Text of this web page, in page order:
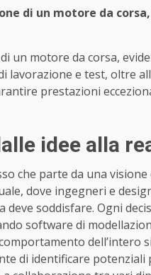
di un motore da
un motore da corsa,
e test, oltre
prestazioni
idee alla
che parte da una
dove ingegneri e
soddisfare. Ogni
software di
dell’intero
di identificare